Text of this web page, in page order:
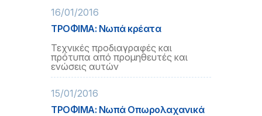
16/01/2016
ΤΡΟΦΙΜΑ: Νωπά κρέατα
Τεχνικές προδιαγραφές και
πρότυπα από προμηθευτές και
ενώσεις αυτών
15/01/2016
ΤΡΟΦΙΜΑ: Νωπά Οπωρολαχανικά